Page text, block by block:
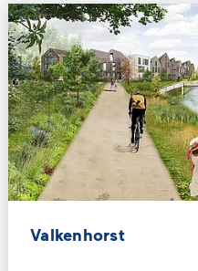
Valkenhorst